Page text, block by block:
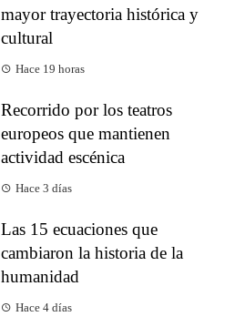
mayor trayectoria histórica y
cultural
Hace 19 horas
Recorrido por los teatros
europeos que mantienen
actividad escénica
Hace 3 días
Las 15 ecuaciones que
cambiaron la historia de la
humanidad
Hace 4 días